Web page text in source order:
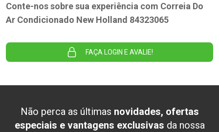
Conte-nos sobre sua experiência com Correia Do
Ar Condicionado New Holland 84323065
FAÇA LOGIN E AVALIE!
Não perca as últimas novidades, ofertas
especiais e vantagens exclusivas da nossa